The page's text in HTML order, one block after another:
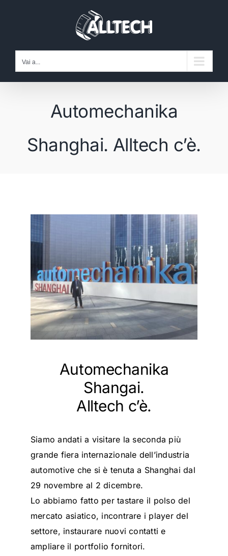
Vai a...
Automechanika
Shanghai. Alltech c’è.
Automechanika
Shangai.
Alltech c’è.
Siamo andati a visitare la seconda più
grande fiera internazionale dell’industria
automotive che si è tenuta a Shanghai dal
29 novembre al 2 dicembre.
Lo abbiamo fatto per tastare il polso del
mercato asiatico, incontrare i player del
settore, instaurare nuovi contatti e
ampliare il portfolio fornitori.